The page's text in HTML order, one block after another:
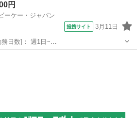
... 円
ーケー・ジャパン
提携サイト 3月11日
月/火/水/木/金/土/日 などから選